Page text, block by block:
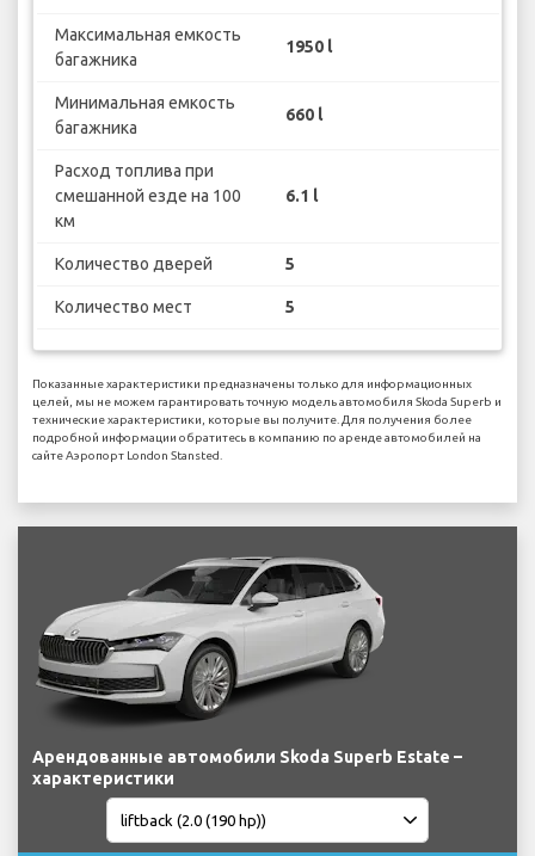
Максимальная емкость
багажника
1950 l
Минимальная емкость
багажника
660 l
Расход топлива при
смешанной езде на 100
км
6.1 l
Количество дверей 5
Количество мест 5
Показанные характеристики предназначены только для информационных
целей, мы не можем гарантировать точную модель автомобиля Skoda Superb и
технические характеристики, которые вы получите. Для получения более
подробной информации обратитесь в компанию по аренде автомобилей на
сайте Аэропорт London Stansted.
Арендованные автомобили Skoda Superb Estate –
характеристики